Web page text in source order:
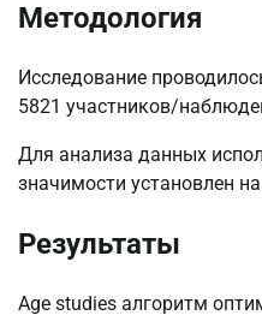
Методология
Исследование
5821 участников/
Для анализа данных
значимости установлен
Результаты
Age studies алгоритм